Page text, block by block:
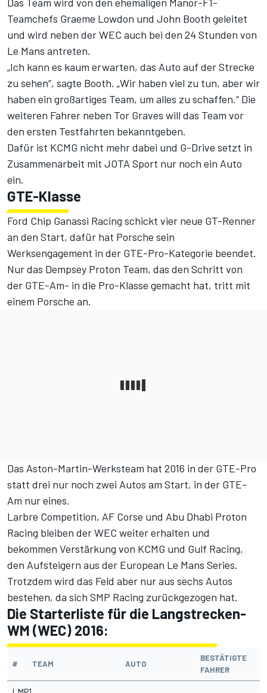
Teamchefs Graeme Lowdon und John Booth geleitet
und wird neben der WEC auch bei den 24 Stunden von
Le Mans antreten.
„Ich kann es kaum erwarten, das Auto auf der Strecke
zu sehen“, sagte Booth. „Wir haben viel zu tun, aber wir
haben ein großartiges Team, um alles zu schaffen.“ Die
weiteren Fahrer neben Tor Graves will das Team vor
den ersten Testfahrten bekanntgeben.
Dafür ist KCMG nicht mehr dabei und G-Drive setzt in
Zusammenarbeit mit JOTA Sport nur noch ein Auto
ein.
GTE-Klasse
Ford Chip Ganassi Racing schickt vier neue GT-Renner
an den Start, dafür hat Porsche sein
Werksengagement in der GTE-Pro-Kategorie beendet.
Nur das Dempsey Proton Team, das den Schritt von
der GTE-Am- in die Pro-Klasse gemacht hat, tritt mit
einem Porsche an.
Das Aston-Martin-Werksteam hat 2016 in der GTE-Pro
statt drei nur noch zwei Autos am Start, in der GTE-
Am nur eines.
Larbre Competition, AF Corse und Abu Dhabi Proton
Racing bleiben der WEC weiter erhalten und
bekommen Verstärkung von KCMG und Gulf Racing,
den Aufsteigern aus der European Le Mans Series.
Trotzdem wird das Feld aber nur aus sechs Autos
bestehen, da sich SMP Racing zurückgezogen hat.
Die Starterliste für die Langstrecken-
WM (WEC) 2016:
# TEAM AUTO
BESTÄTIGTE
FAHRER